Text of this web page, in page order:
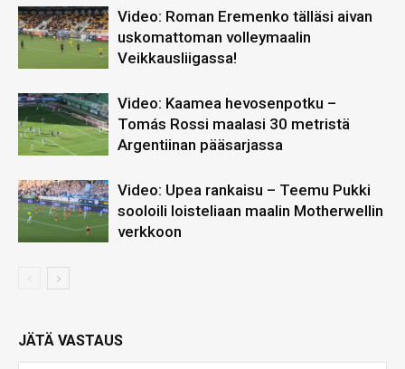
Video: Roman Eremenko tälläsi aivan
uskomattoman volleymaalin
Veikkausliigassa!
Video: Kaamea hevosenpotku –
Tomás Rossi maalasi 30 metristä
Argentiinan pääsarjassa
Video: Upea rankaisu – Teemu Pukki
sooloili loisteliaan maalin Motherwellin
verkkoon
JÄTÄ VASTAUS